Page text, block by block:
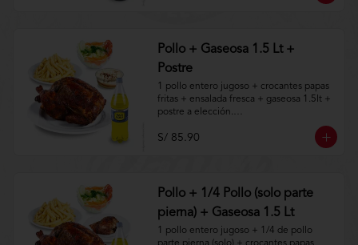
condiciones.https://www.lenaycarbon.co
Pollo + Gaseosa 1.5 Lt +
Postre
1 pollo entero jugoso + crocantes papas
fritas + ensalada fresca + gaseosa 1.5lt +
postre a elección.
Aplica terminos y
condiciones.https://www.lenaycarbon.co
S/ 85.90
Pollo + 1/4 Pollo (solo parte
pierna) + Gaseosa 1.5 Lt
1 pollo entero jugoso + 1/4 de pollo